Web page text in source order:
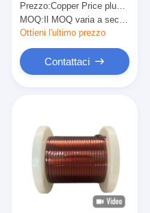
trasformatore per
motore di
azionamento per
Ampiamente utilizzati
nei motori
Prezzo:Copper Price plus Processing Fee plus Freight
MOQ:Il MOQ varia a seconda della dimensione della specifica
Ottieni l'ultimo prezzo
Contattaci